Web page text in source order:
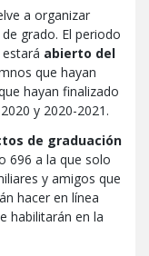
a organizar
grado. El periodo
abierto del
que hayan
hayan finalizado
y 2020-2021.
de graduación
696 a la que solo
y amigos que
hacer en línea
habilitarán en la